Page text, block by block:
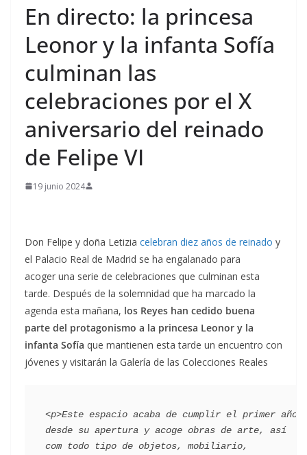
​En directo: la princesa
Leonor y la infanta Sofía
culminan las
celebraciones por el X
aniversario del reinado
de Felipe VI
19 junio 2024
Don Felipe y doña Letizia celebran diez años de reinado y
el Palacio Real de Madrid se ha engalanado para
acoger una serie de celebraciones que culminan esta
tarde. Después de la solemnidad que ha marcado la
agenda esta mañana, los Reyes han cedido buena
parte del protagonismo a la princesa Leonor y la
infanta Sofía que mantienen esta tarde un encuentro con
jóvenes y visitarán la Galería de las Colecciones Reales
<p>Este espacio acaba de cumplir el primer año
desde su apertura y acoge obras de arte, así
com todo tipo de objetos, mobiliario,